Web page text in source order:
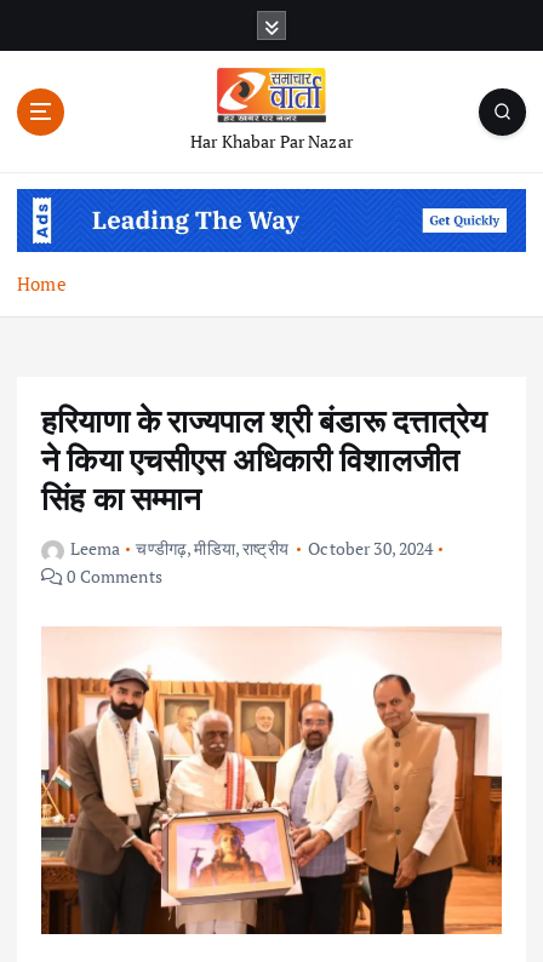
n
Har Khabar Par Nazar
Home
हरियाणा के राज्यपाल श्री बंडारू दत्तात्रेय
ने किया एचसीएस अधिकारी विशालजीत
सिंह का सम्मान
Leema चण्डीगढ़,मीडिया,राष्ट्रीय
October 30, 2024
0 Comments